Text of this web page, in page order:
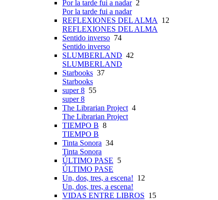
Por la tarde fui a nadar2
Por la tarde fui a nadar
REFLEXIONES DEL ALMA
12
REFLEXIONES DEL ALMA
Sentido inverso 74
Sentido inverso
SLUMBERLAND 42
SLUMBERLAND
Starbooks 37
Starbooks
super 8 55
super 8
The Librarian Project 4
The Librarian Project
TIEMPO B 8
TIEMPO B
Tinta Sonora 34
Tinta Sonora
ÚLTIMO PASE 5
ÚLTIMO PASE
Un, dos, tres, a escena! 12
Un, dos, tres, a escena!
VIDAS ENTRE LIBROS 15